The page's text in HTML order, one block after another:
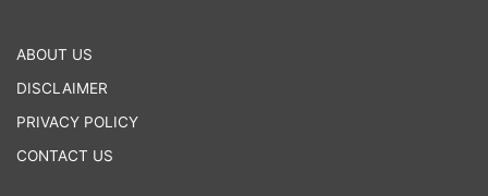
ABOUT US
DISCLAIMER
PRIVACY POLICY
CONTACT US